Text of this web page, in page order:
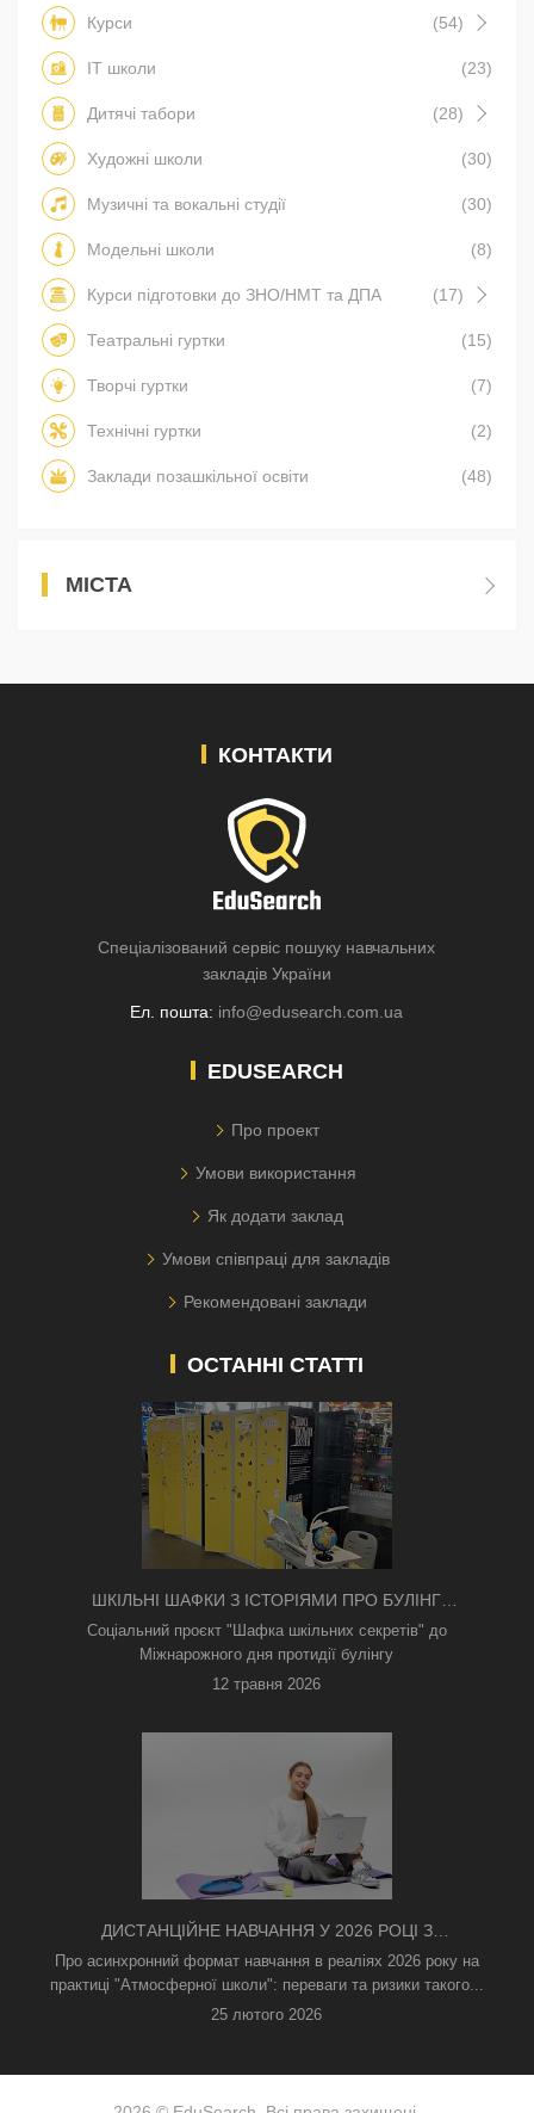
Курси (54)
IT школи (23)
Дитячі табори (28)
Художні школи (30)
Музичні та вокальні студії (30)
Модельні школи (8)
Курси підготовки до ЗНО/НМТ та ДПА (17)
Театральні гуртки (15)
Творчі гуртки (7)
Технічні гуртки (2)
Заклади позашкільної освіти (48)
МІСТА
КОНТАКТИ
Спеціалізований сервіс пошуку навчальних
закладів України
Ел. пошта: info@edusearch.com.ua
EDUSEARCH
Про проект
Умови використання
Як додати заклад
Умови співпраці для закладів
Рекомендовані заклади
ОСТАННІ СТАТТІ
ШКІЛЬНІ ШАФКИ З ІСТОРІЯМИ ПРО БУЛІНГ
З'ЯВИЛИСЯ В КИЄВІ
Соціальний проєкт "Шафка шкільних секретів" до
Міжнарожного дня протидії булінгу
12 травня 2026
ДИСТАНЦІЙНЕ НАВЧАННЯ У 2026 РОЦІ З
ТРИВОГАМИ ТА БЕЗ СВІТЛА: ЯК АСИНХРОННИЙ
ФОРМАТ РЯТУЄ ОСВІТНІЙ ПРОЦЕС
Про асинхронний формат навчання в реаліях 2026 року на
практиці "Атмосферної школи": переваги та ризики такого...
25 лютого 2026